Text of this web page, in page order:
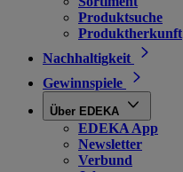
Produktsuche
Produktherkunft
Nachhaltigkeit
Gewinnspiele
Über EDEKA
EDEKA App
Newsletter
Verbund